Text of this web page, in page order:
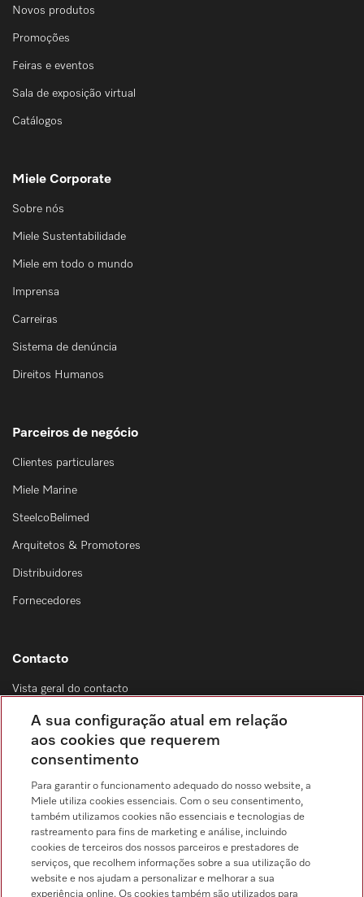
Novos produtos
Promoções
Feiras e eventos
Sala de exposição virtual
Catálogos
Miele Corporate
Sobre nós
Miele Sustentabilidade
Miele em todo o mundo
Imprensa
Carreiras
Sistema de denúncia
Direitos Humanos
Parceiros de negócio
Clientes particulares
Miele Marine
SteelcoBelimed
Arquitetos & Promotores
Distribuidores
Fornecedores
Contacto
Vista geral do contacto
Distribuição & Serviço de assistência técnica
Chamada para a rede fixa, de acordo com o seu tarifário, em Portugal e em
Pesquisa de distribuidores
A sua configuração atual em relação
aos cookies que requerem
consentimento
Para garantir o funcionamento adequado do nosso website, a
Miele utiliza cookies essenciais. Com o seu consentimento,
também utilizamos cookies não essenciais e tecnologias de
rastreamento para fins de marketing e análise, incluindo
cookies de terceiros dos nossos parceiros e prestadores de
serviços, que recolhem informações sobre a sua utilização do
website e nos ajudam a personalizar e melhorar a sua
experiência online. Os cookies também são utilizados para